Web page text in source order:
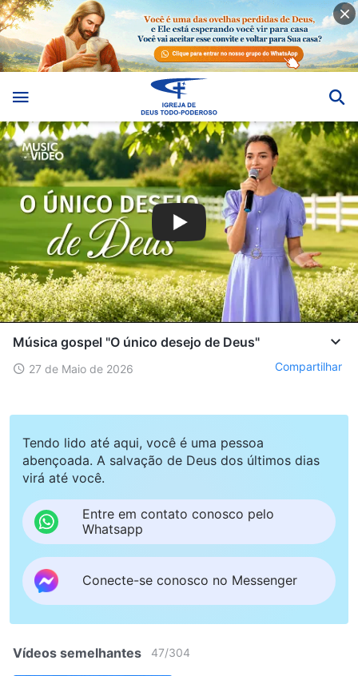
Música gospel "O único desejo de Deus"
27 de Maio de 2026 Compartilhar
Tendo lido até aqui, você é uma pessoa
abençoada. A salvação de Deus dos últimos dias
virá até você.
Entre em contato conosco pelo
Whatsapp
Conecte-se conosco no Messenger
Vídeos semelhantes 47/304